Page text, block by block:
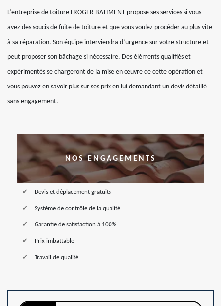
L’entreprise de toiture FROGER BATIMENT propose ses services si vous
avez des soucis de fuite de toiture et que vous voulez procéder au plus vite
à sa réparation. Son équipe interviendra d’urgence sur votre structure et
peut proposer son bâchage si nécessaire. Des éléments qualifiés et
expérimentés se chargeront de la mise en œuvre de cette opération et
vous pouvez en savoir plus sur ses prix en lui demandant un devis détaillé
sans engagement.
NOS ENGAGEMENTS
Devis et déplacement gratuits
Système de contrôle de la qualité
Garantie de satisfaction à 100%
Prix imbattable
Travail de qualité